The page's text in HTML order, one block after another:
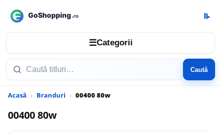
☰Categorii
Caută
📝
Acasă Branduri 00400 80w
00400 80w